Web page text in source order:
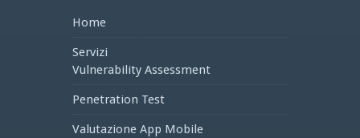
Home
Servizi
Vulnerability Assessment
Penetration Test
Valutazione App Mobile